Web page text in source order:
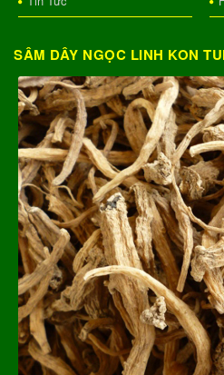
SÂM DÂY NGỌC LINH KON